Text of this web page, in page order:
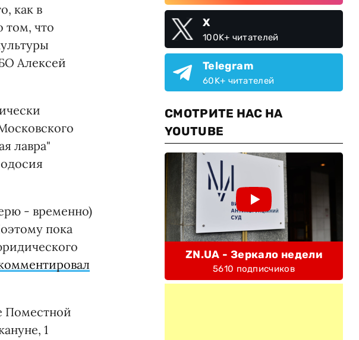
как в
том, что
Алексей
лавра"
- временно)
пока
Поместной
1
X
100K+ читателей
Telegram
60K+ читателей
СМОТРИТЕ НАС НА
YOUTUBE
ZN.UA - Зеркало недели
5610 подписчиков